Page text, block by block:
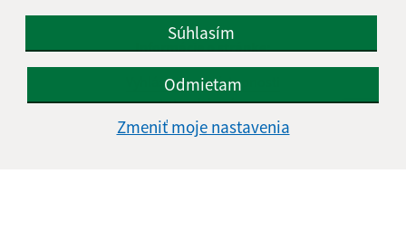
Súhlasím
Odmietam
Zmeniť moje nastavenia
Informácie o stránke:
Vyhlásenie o prístupnosti
Autorské práva
Ochrana osobných údajov